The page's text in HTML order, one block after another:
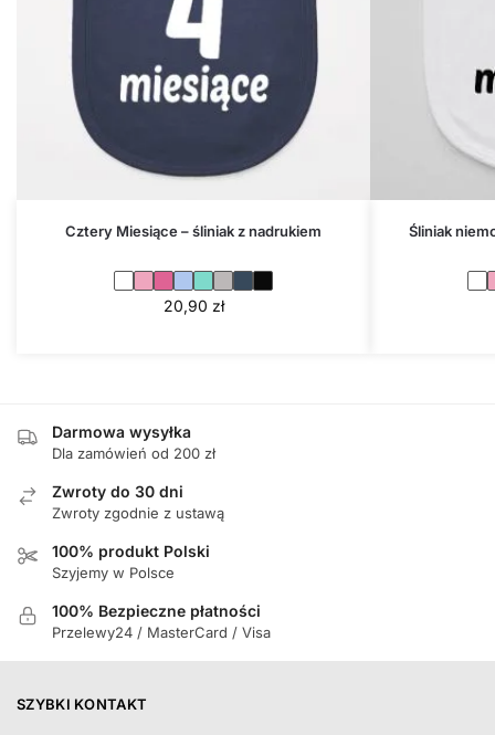
Cztery Miesiące – śliniak z nadrukiem
20,90 zł
Śliniak
Darmowa wysyłka
Dla zamówień od 200 zł
Zwroty do 30 dni
Zwroty zgodnie z ustawą
100% produkt Polski
Szyjemy w Polsce
100% Bezpieczne płatności
Przelewy24 / MasterCard / Visa
SZYBKI KONTAKT